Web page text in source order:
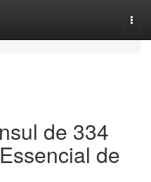
de 334
de